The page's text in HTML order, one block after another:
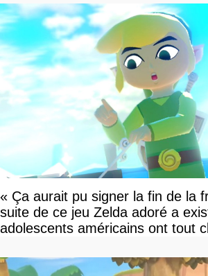
« Ça aurait pu signer la fin de la
suite de ce jeu Zelda adoré a
adolescents américains ont tout